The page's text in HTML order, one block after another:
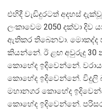
එහිදී වැඩිදුරටත් අදහස්
ලංකාවෙම 2050 දක්වා
ඇතිකර තිබෙනවා. මොකද්ද
කියන්නේ. ඊ ළඟ අවුරුදු 30
කොහේද ඉදිවෙන්නේ.
කොහේද ඉදිවෙන්නේ. විදුලි
මහානගර කොහේද
කොහේද ඉදිවෙන්නේ.